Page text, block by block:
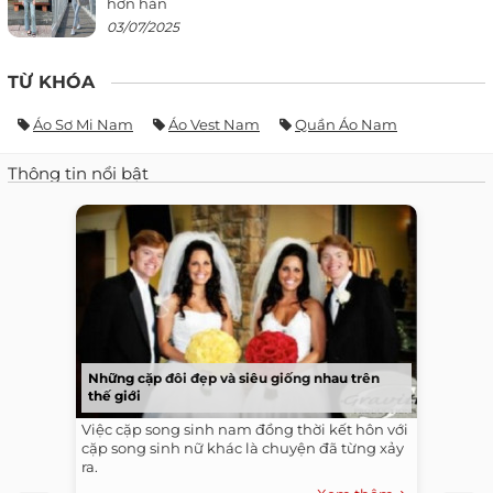
03/07/2025
TỪ KHÓA
Áo Sơ Mi Nam Áo Vest Nam Quần Áo Nam
Thông tin nổi bật
Những cặp đôi đẹp và siêu giống nhau trên
thế giới
Việc cặp song sinh nam đồng thời kết hôn với
cặp song sinh nữ khác là chuyện đã từng xảy
ra.